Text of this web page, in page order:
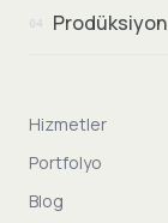
04 Prodüksiyon
Hizmetler
Portfolyo
Blog